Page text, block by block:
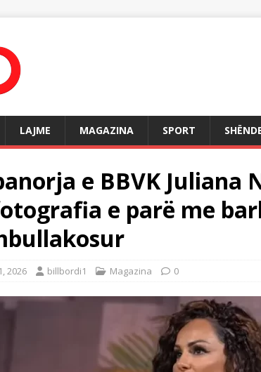
LAJME MAGAZINA SPORT
e BBVK Juliana
e parë me
2026 billbordi1 Magazina 0